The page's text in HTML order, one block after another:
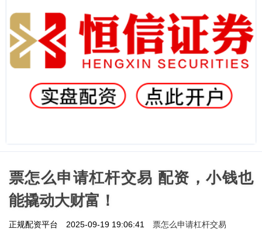
票怎么申请杠杆交易 配资，小钱也
能撬动大财富！
正规配资平台 2025-09-19 19:06:41 票怎么申请杠杆交易